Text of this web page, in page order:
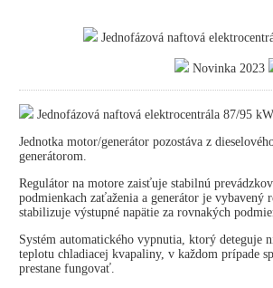
Jednofázová naftová
Novinka 2023
Jednofázová naftová elektrocentrála 87/95
Jednotka motor/generátor pozostáva z
generátorom.
Regulátor na motore zaisťuje stabilnú
podmienkach zaťaženia a generátor je vybavený
stabilizuje výstupné napätie za rovnakých
Systém automatického vypnutia, ktorý deteguje
teplotu chladiacej kvapaliny, v každom prípade
prestane fungovať.